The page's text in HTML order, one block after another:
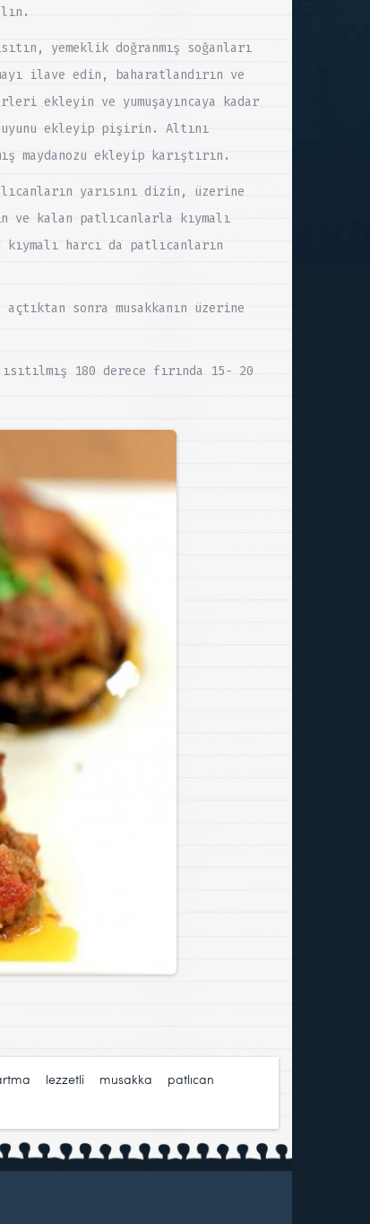
yemeklik doğranmış soğanları
ilave edin, baharatlandırın ve
ekleyin ve yumuşayıncaya kadar
suyunu ekleyip pişirin. Altını
maydanozu ekleyip karıştırın.
yarısını dizin, üzerine
ve kalan patlıcanlarla kıymalı
harcı da patlıcanların
sonra musakkanın üzerine
180 derece fırında 15- 20
lezzetli musakka patlıcan